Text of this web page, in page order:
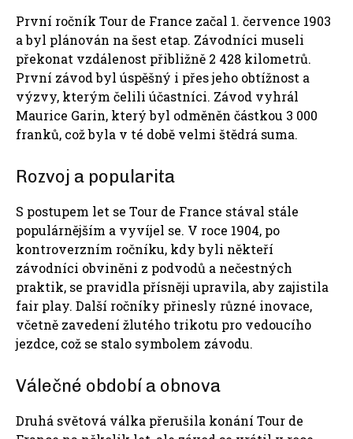
První ročník Tour de France začal 1. července 1903
a byl plánován na šest etap. Závodníci museli
překonat vzdálenost přibližně 2 428 kilometrů.
První závod byl úspěšný i přes jeho obtížnost a
výzvy, kterým čelili účastníci. Závod vyhrál
Maurice Garin, který byl odměněn částkou 3 000
franků, což byla v té době velmi štědrá suma.
Rozvoj a popularita
S postupem let se Tour de France stával stále
populárnějším a vyvíjel se. V roce 1904, po
kontroverzním ročníku, kdy byli někteří
závodníci obviněni z podvodů a nečestných
praktik, se pravidla přísněji upravila, aby zajistila
fair play. Další ročníky přinesly různé inovace,
včetně zavedení žlutého trikotu pro vedoucího
jezdce, což se stalo symbolem závodu.
Válečné období a obnova
Druhá světová válka přerušila konání Tour de